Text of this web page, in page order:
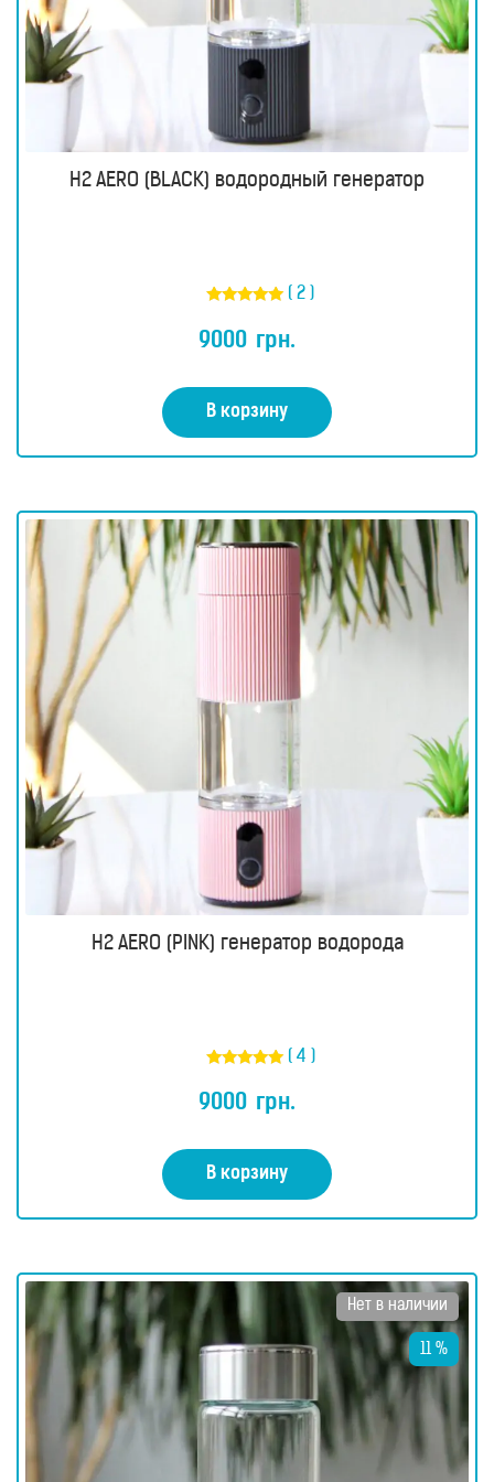
H2 AERO (BLACK) водородный генератор
5.00
из 5
( 2 )
9000 грн.
В корзину
H2 AERO (PINK) генератор водорода
5.00
из 5
( 4 )
9000 грн.
В корзину
Нет в наличии
11 %